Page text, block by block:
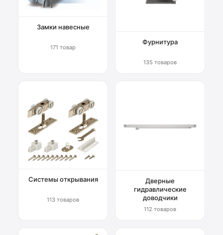
Замки навесные
171 товар
Фурнитура
135 товаров
Системы открывания
113 товаров
Дверные
гидравлические
доводчики
112 товаров